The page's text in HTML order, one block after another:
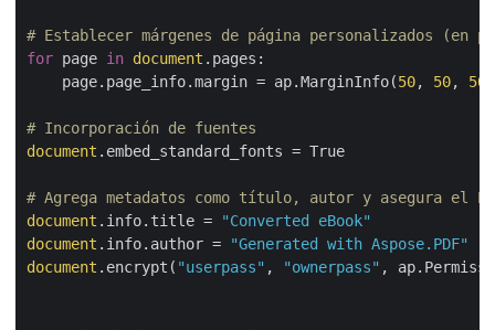
# Establecer márgenes de página personalizados (en
for page in document .pages:
    page.page_info.margin = ap.MarginInfo(
50, 50, 50
# Incorporación de fuentes
document .embed_standard_fonts = True
# Agrega metadatos como título, autor y asegura el
document .info.title =
"Converted eBook"
document .info.author =
"Generated with Aspose.PDF"
document .encrypt( "userpass" , "ownerpass" ,